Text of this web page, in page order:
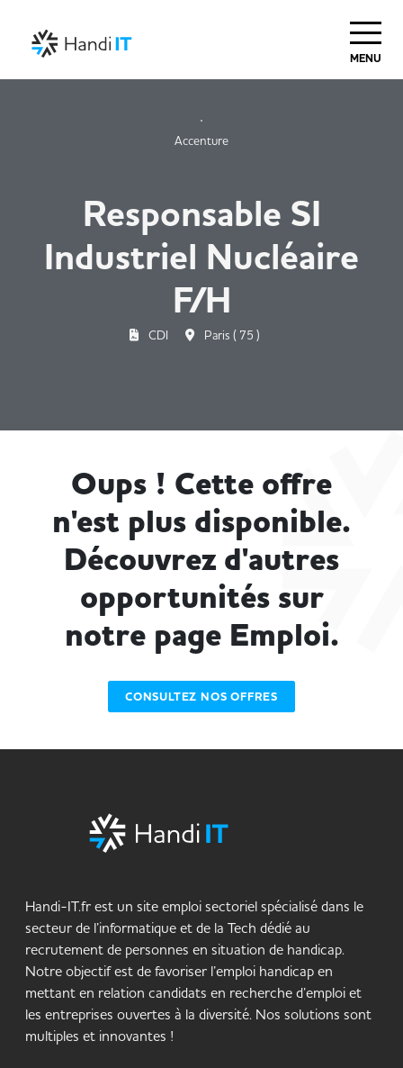
MENU
Accenture
Responsable SI
Industriel Nucléaire
F/H
CDI Paris ( 75 )
Oups ! Cette offre
n'est plus disponible.
Découvrez d'autres
opportunités sur
notre page Emploi.
CONSULTEZ NOS OFFRES
Handi-IT.fr est un site emploi sectoriel spécialisé dans le
secteur de l’informatique et de la Tech dédié au
recrutement de personnes en situation de handicap.
Notre objectif est de favoriser l’emploi handicap en
mettant en relation candidats en recherche d’emploi et
les entreprises ouvertes à la diversité. Nos solutions sont
multiples et innovantes !